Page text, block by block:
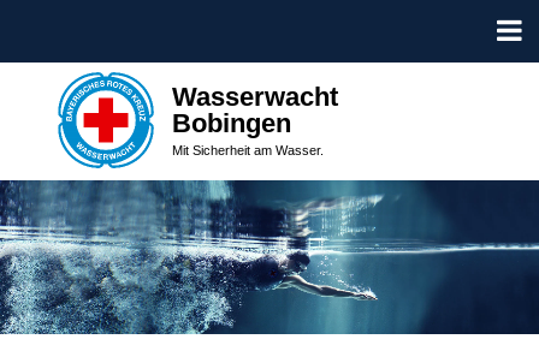
Wasserwacht
Bobingen
Mit Sicherheit am Wasser.